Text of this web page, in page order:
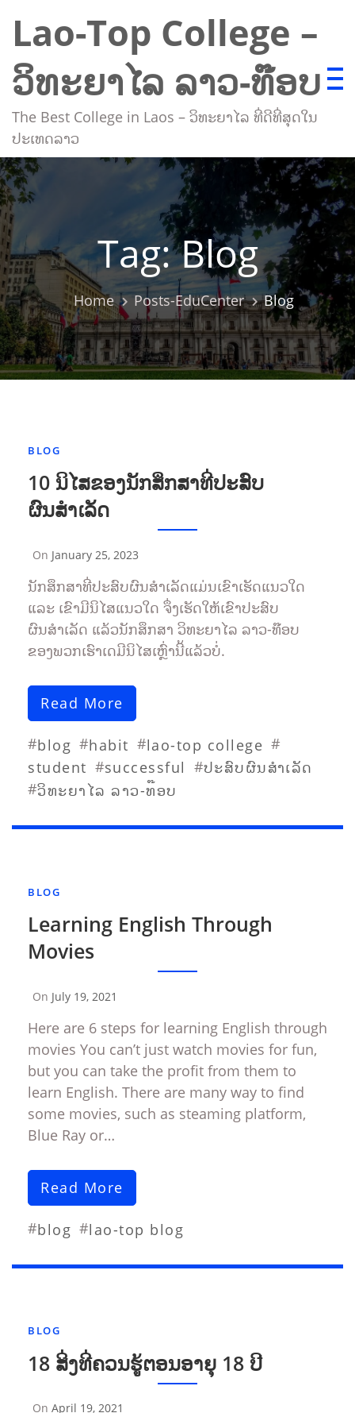
content
Lao-Top College –
ວິທະຍາໄລ ລາວ-ທ໊ອບ
The Best College in Laos – ວິທະຍາໄລ ທີ່ດີທີ່ສຸດໃນ
ປະເທດລາວ
Tag:Blog
Home Posts-EduCenter Blog
BLOG
10 ນິໄສຂອງນັກສຶກສາທີ່ປະສົບ
ຜົນສຳເລັດ
By
Sompasong
Vongthavone
On January 25, 2023
ນັກສຶກສາທີ່ປະສົບຜົນສຳເລັດແມ່ນເຂົາເຮັດແນວໃດ
ແລະ ເຂົາມີນິໄສແນວໃດ ຈຶ່ງເຮັດໃຫ້ເຂົາປະສົບ
ຜົນສຳເລັດ ແລ້ວນັກສຶກສາ ວິທະຍາໄລ ລາວ-ທ໊ອບ
ຂອງພວກເຮົາເດມີນິໄສເຫຼົ່ານີ້ແລ້ວບໍ່.
Read More
#blog #habit #lao-top college #
student #successful #ປະສົບຜົນສຳເລັດ
#ວິທະຍາໄລ ລາວ-ທ໊ອບ
BLOG
Learning English Through
Movies
By
Sompasong
Vongthavone
On July 19, 2021
Here are 6 steps for learning English through
movies You can’t just watch movies for fun,
but you can take the profit from them to
learn English. There are many way to find
some movies, such as steaming platform,
Blue Ray or…
Read More
#blog #lao-top blog
BLOG
18 ສິ່ງທີ່ຄວນຮູ້ຕອນອາຍຸ 18 ປີ
On April 19, 2021